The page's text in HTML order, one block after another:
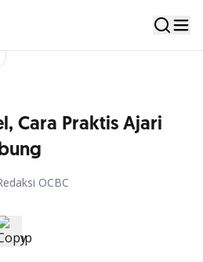
Cara Praktis Ajari
OCBC